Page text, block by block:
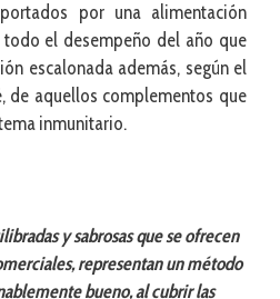
por una alimentación
el desempeño del año que
escalonada además, según el
de aquellos complementos que
inmunitario.
y sabrosas que se ofrecen
representan un método
bueno, al cubrir las